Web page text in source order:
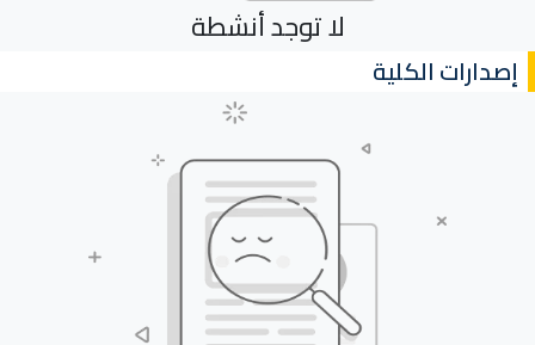
لا توجد أنشطة
إصدارات الكلية